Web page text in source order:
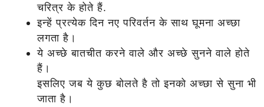
चरित्र के होते हैं.
इन्हें प्रत्येक दिन नए परिवर्तन के साथ घूमना अच्छा
लगता है।
ये अच्छे बातचीत करने वाले और अच्छे सुनने वाले होते
हैं।
इसलिए जब ये कुछ बोलते है तो इनको अच्छा से सुना भी
जाता है।